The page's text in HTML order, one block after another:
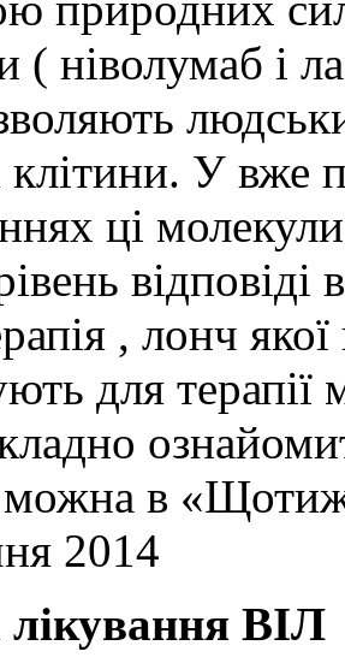
( ніволумаб і
У вже
ці
відповіді
, лонч
для терапії
можна в
2014
лікування ВІЛ